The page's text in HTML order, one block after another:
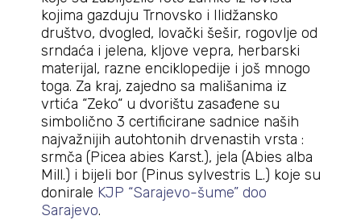
kojima gazduju Trnovsko i Ilidžansko
društvo, dvogled, lovački šešir, rogovlje od
srndaća i jelena, kljove vepra, herbarski
materijal, razne enciklopedije i još mnogo
toga. Za kraj, zajedno sa mališanima iz
vrtića “Zeko“ u dvorištu zasađene su
simbolično 3 certificirane sadnice naših
najvažnijih autohtonih drvenastih vrsta :
srmča (Picea abies Karst.), jela (Abies alba
Mill.) i bijeli bor (Pinus sylvestris L.) koje su
donirale KJP “Sarajevo-šume” doo
Sarajevo.